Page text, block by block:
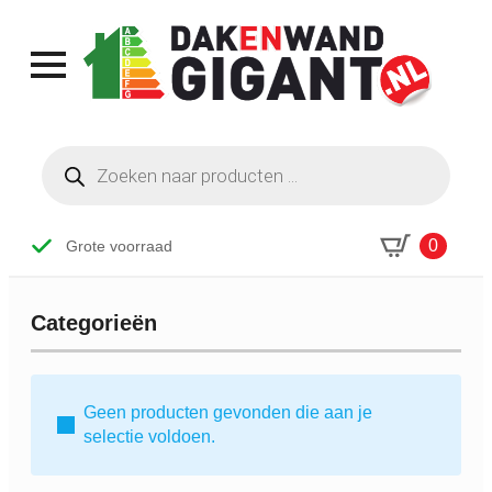
zoeken
Grote voorraad 0
Categorieën
Geen producten gevonden die aan je
selectie voldoen.